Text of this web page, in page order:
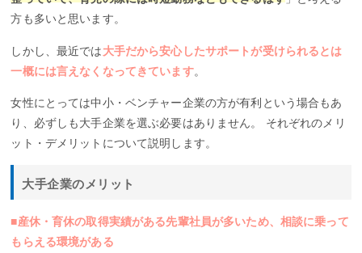
方も多いと思います。
しかし、最近では大手だから安心したサポートが受けられるとは
一概には言えなくなってきています。
女性にとっては中小・ベンチャー企業の方が有利という場合もあ
り、必ずしも大手企業を選ぶ必要はありません。 それぞれのメリ
ット・デメリットについて説明します。
大手企業のメリット
■産休・育休の取得実績がある先輩社員が多いため、相談に乗って
もらえる環境がある